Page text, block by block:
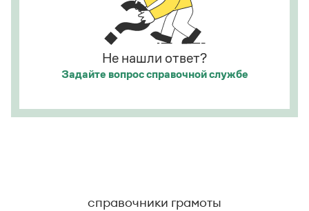
фразеологический словарь. М., 2013. С. 273). Это
разные единицы, между которыми ставится знак
Ага, щас! Ага! Щас!
Не нашли ответ?
Задайте вопроссправочной службе
справочники грамоты